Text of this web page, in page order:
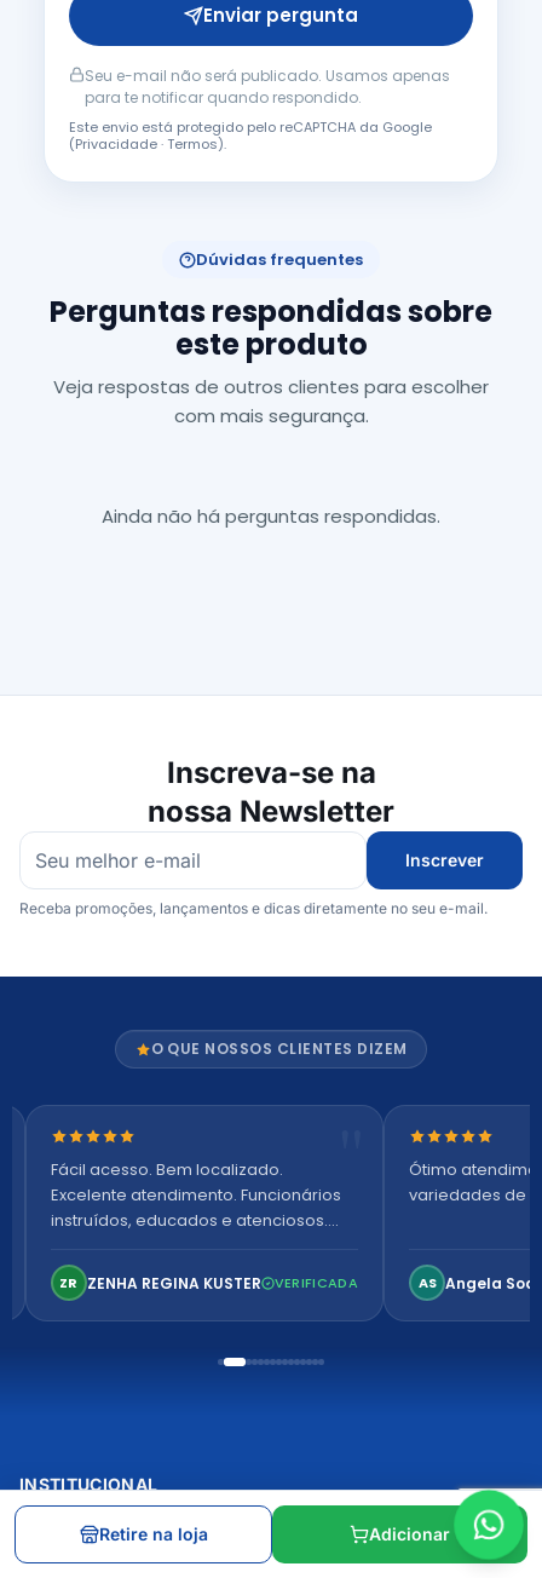
Enviar pergunta
Seu e-mail não será publicado. Usamos apenas
para te notificar quando respondido.
Este envio está protegido pelo reCAPTCHA da Google
(Privacidade·Termos).
Dúvidas frequentes
Perguntas respondidas sobre
este produto
Veja respostas de outros clientes para escolher
com mais segurança.
Ainda não há perguntas respondidas.
Inscreva-se na
nossa Newsletter
Inscrever
Receba promoções, lançamentos e dicas diretamente no seu e-mail.
O QUE NOSSOS CLIENTES DIZEM
Nota 5 de 5 estrelas
Fácil acesso. Bem localizado.
Excelente atendimento. Funcionários
instruídos, educados e atenciosos.
confortável. Perfeito!
ZR ZENHA REGINA KUSTER VERIFICADA
Nota 5 de 5
Ótimo
variedades de
AS Angela
INSTITUCIONAL
Nossas lojas e horários
Sobre a Santa Apolônia
Retire na loja Adicionar